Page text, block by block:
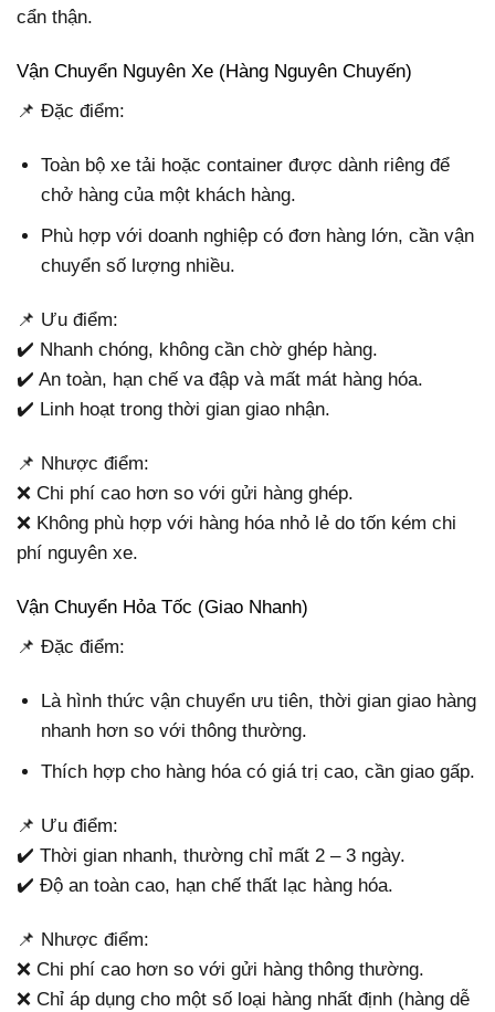
cẩn thận.
Vận Chuyển Nguyên Xe (Hàng Nguyên Chuyến)
📌 Đặc điểm:
Toàn bộ xe tải hoặc container được dành riêng để
chở hàng của một khách hàng.
Phù hợp với doanh nghiệp có đơn hàng lớn, cần vận
chuyển số lượng nhiều.
📌 Ưu điểm:
✔️ Nhanh chóng, không cần chờ ghép hàng.
✔️ An toàn, hạn chế va đập và mất mát hàng hóa.
✔️ Linh hoạt trong thời gian giao nhận.
📌 Nhược điểm:
❌ Chi phí cao hơn so với gửi hàng ghép.
❌ Không phù hợp với hàng hóa nhỏ lẻ do tốn kém chi
phí nguyên xe.
Vận Chuyển Hỏa Tốc (Giao Nhanh)
📌 Đặc điểm:
Là hình thức vận chuyển ưu tiên, thời gian giao hàng
nhanh hơn so với thông thường.
Thích hợp cho hàng hóa có giá trị cao, cần giao gấp.
📌 Ưu điểm:
✔️ Thời gian nhanh, thường chỉ mất 2 – 3 ngày.
✔️ Độ an toàn cao, hạn chế thất lạc hàng hóa.
📌 Nhược điểm:
❌ Chi phí cao hơn so với gửi hàng thông thường.
❌ Chỉ áp dụng cho một số loại hàng nhất định (hàng dễ